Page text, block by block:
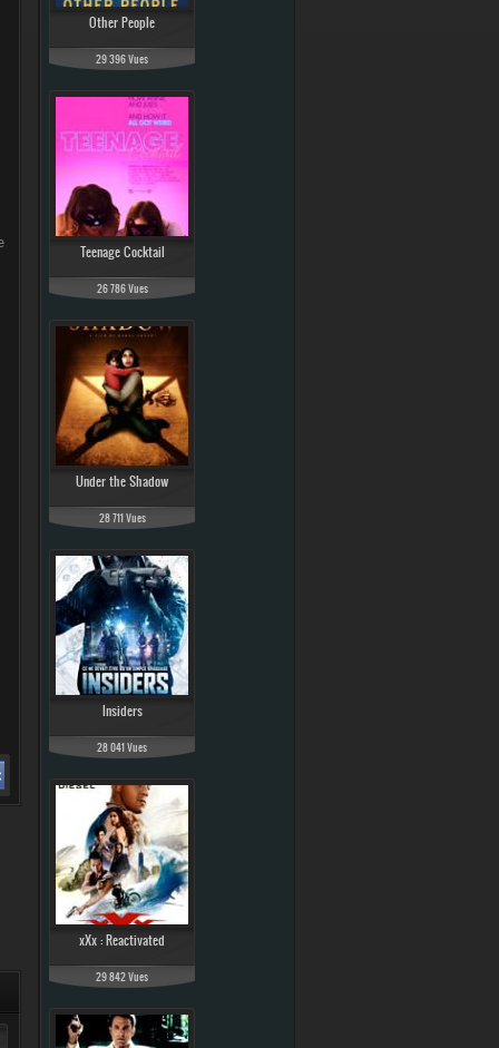
One: A Star Wars Story en streaming, Rogue One: A
Other People
29 396 Vues
Teenage Cocktail
26 786 Vues
Under the Shadow
28 711 Vues
Insiders
28 041 Vues
xXx : Reactivated
29 842 Vues